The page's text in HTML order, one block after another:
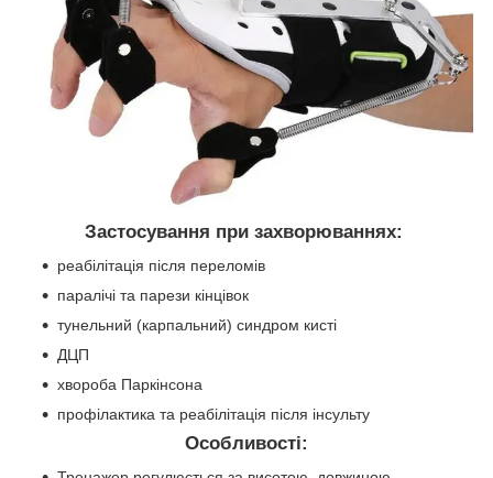
Застосування при захворюваннях:
реабілітація після переломів
паралічі та парези кінцівок
тунельний (карпальний) синдром кисті
ДЦП
хвороба Паркінсона
профілактика та реабілітація після інсульту
Особливості: